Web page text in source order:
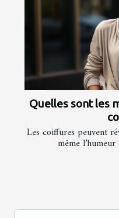
Quelles sont les
Les coiffures peuvent
même l’humeur